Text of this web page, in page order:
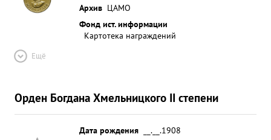
Архив ЦАМО
Фонд ист. информации
Картотека награждений
Ещё
Орден Богдана Хмельницкого II степени
Дата рождения
__.__.1908